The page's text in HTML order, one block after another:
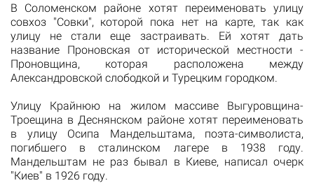
В Соломенском районе хотят переименовать улицу
совхоз "Совки", которой пока нет на карте, так как
улицу не стали еще застраивать. Ей хотят дать
название Проновская от исторической местности -
Проновщина, которая расположена между
Александровской слободкой и Турецким городком.
Улицу Крайнюю на жилом массиве Выгуровщина-
Троещина в Деснянском районе хотят переименовать
в улицу Осипа Мандельштама, поэта-символиста,
погибшего в сталинском лагере в 1938 году.
Мандельштам не раз бывал в Киеве, написал очерк
"Киев" в 1926 году.